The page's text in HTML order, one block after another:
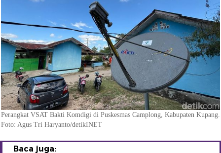
Perangkat VSAT Bakti Komdigi di Puskesmas Camplong, Kabupaten Kupang.
Foto: Agus Tri Haryanto/detikINET
Baca juga: